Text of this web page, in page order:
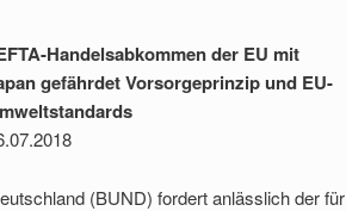
Handelsabkommen der EU mit
gefährdet Vorsorgeprinzip und EU-
(BUND) fordert anlässlich der für